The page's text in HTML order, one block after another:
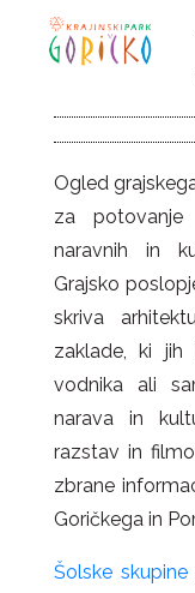
Ogled
za
naravnih in
Grajsko
skriva
zaklade, ki jih
vodnika ali
narava in
razstav in
zbrane
Goričkega in
Šolske skupine